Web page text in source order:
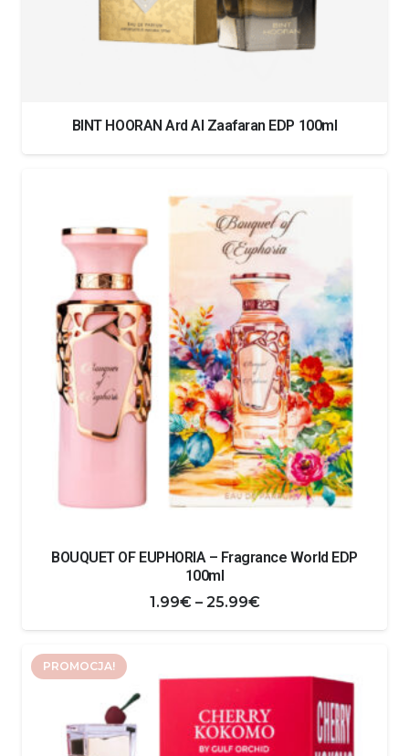
BINT HOORAN Ard Al Zaafaran EDP 100ml
BOUQUET OF EUPHORIA – Fragrance World EDP
100ml
1.99€ – 25.99€Zakres
cen:
1.99€
do
25.99€
PROMOCJA!